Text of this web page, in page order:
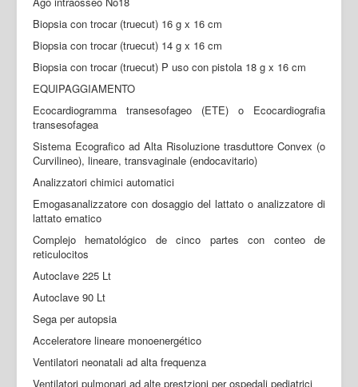
Biopsia con trocar (truecut) 16 g x 16 cm
Biopsia con trocar (truecut) 14 g x 16 cm
Biopsia con trocar (truecut) P uso con pistola 18 g x 16 cm
EQUIPAGGIAMENTO
Ecocardiogramma transesofageo (ETE) o Ecocardiografia
transesofagea
Sistema Ecografico ad Alta Risoluzione trasduttore Convex (o
Curvilineo), lineare, transvaginale (endocavitario)
Analizzatori chimici automatici
Emogasanalizzatore con dosaggio del lattato o analizzatore di
lattato ematico
Complejo hematológico de cinco partes con conteo de
reticulocitos
Autoclave 225 Lt
Autoclave 90 Lt
Sega per autopsia
Acceleratore lineare monoenergético
Ventilatori neonatali ad alta frequenza
Ventilatori pulmonari ad alte prestzioni per ospedali pediatrici